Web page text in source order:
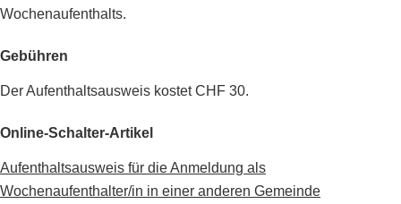
Wochenaufenthalts.
Gebühren
Der Aufenthaltsausweis kostet CHF 30.
Online-Schalter-Artikel
Aufenthaltsausweis für die Anmeldung als
Wochenaufenthalter/in in einer anderen Gemeinde